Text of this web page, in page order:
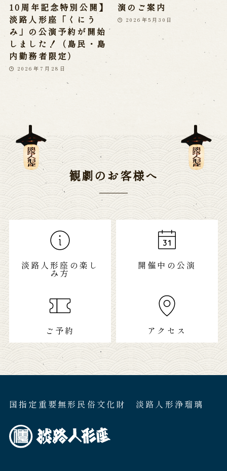
10周年記念特別公開】
淡路人形座「くにう
み」の公演予約が開始
しました！（島民・島
内勤務者限定）
2026年7月28日
演のご案内
2026年5月30日
観劇のお客様へ
淡路人形座の楽し
み方
開催中の公演
ご予約 アクセス
国指定重要無形民俗文化財 淡路人形浄瑠璃